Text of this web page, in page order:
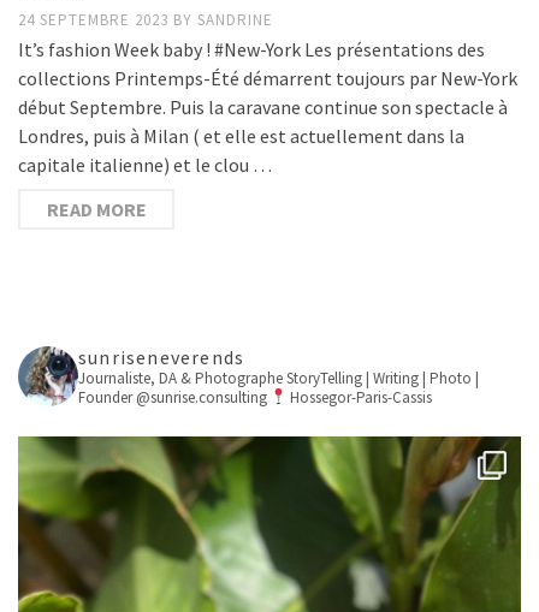
24 SEPTEMBRE 2023 BY SANDRINE
It’s fashion Week baby ! #New-York Les présentations des
collections Printemps-Été démarrent toujours par New-York
début Septembre. Puis la caravane continue son spectacle à
Londres, puis à Milan ( et elle est actuellement dans la
capitale italienne) et le clou …
READ MORE
sunriseneverends
Journaliste, DA & PhotographeStoryTelling | Writing | Photo |
Founder @sunrise.consulting
Hossegor-Paris-Cassis